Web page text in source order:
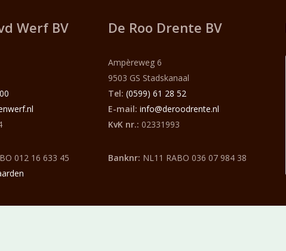
Werf BV
012 16 633 45
De Roo Drente BV
Ampèreweg 6
9503 GS Stadskanaal
Tel: (0599) 61 28 52
E-mail: info@deroodrente.nl
KvK nr.: 02331993
Banknr: NL11 RABO 036 07 984 38